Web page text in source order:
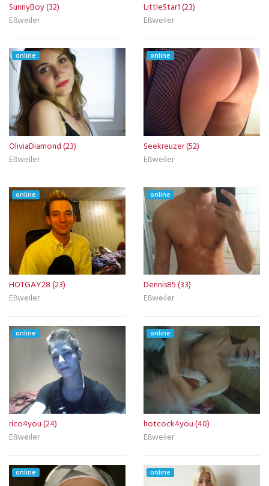
SunnyBoy (32)
Eßweiler
LittleStar1 (23)
Eßweiler
online
OliviaDiamond (23)
Eßweiler
online
Seekreuzer (52)
Eßweiler
online
HOTGAY28 (23)
Eßweiler
online
Dennis85 (33)
Eßweiler
online
rico4you (24)
Eßweiler
online
hotcock4you (40)
Eßweiler
online online